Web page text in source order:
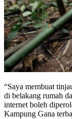
“Saya membuat
di belakang rumah
internet boleh
Kampung Gana